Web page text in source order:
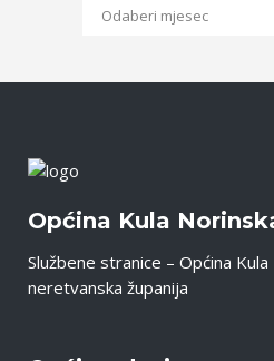
Općina Kula
Službene stranice – Općina
neretvanska županija